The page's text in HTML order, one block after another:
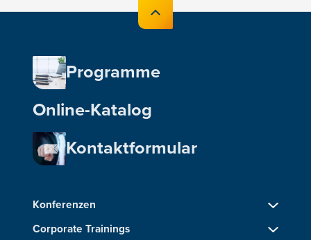
Programme
Online-Katalog
Kontaktformular
Konferenzen
Corporate Trainings